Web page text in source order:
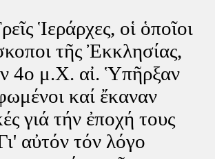
Ἱεράρχες, οἱ ὁποῖοι
τῆς Ἐκκλησίας,
4ο μ.Χ. αἰ. Ὑπῆρξαν
καί ἔκαναν
γιά τήν ἐποχή τους
αὐτόν τόν λόγο